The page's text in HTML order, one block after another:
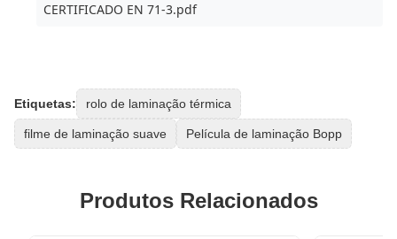
CERTIFICADO EN 71-3.pdf
Etiquetas: rolo de laminação térmica
filme de laminação suave Película de laminação Bopp
Produtos Relacionados